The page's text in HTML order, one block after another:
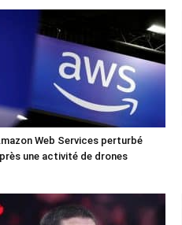
Web Services perturbé
une activité de drones